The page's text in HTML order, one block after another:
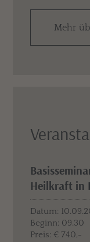
Mehr
Heilkraft in
Datum:
Beginn: 09.30
Preis: € 740,-